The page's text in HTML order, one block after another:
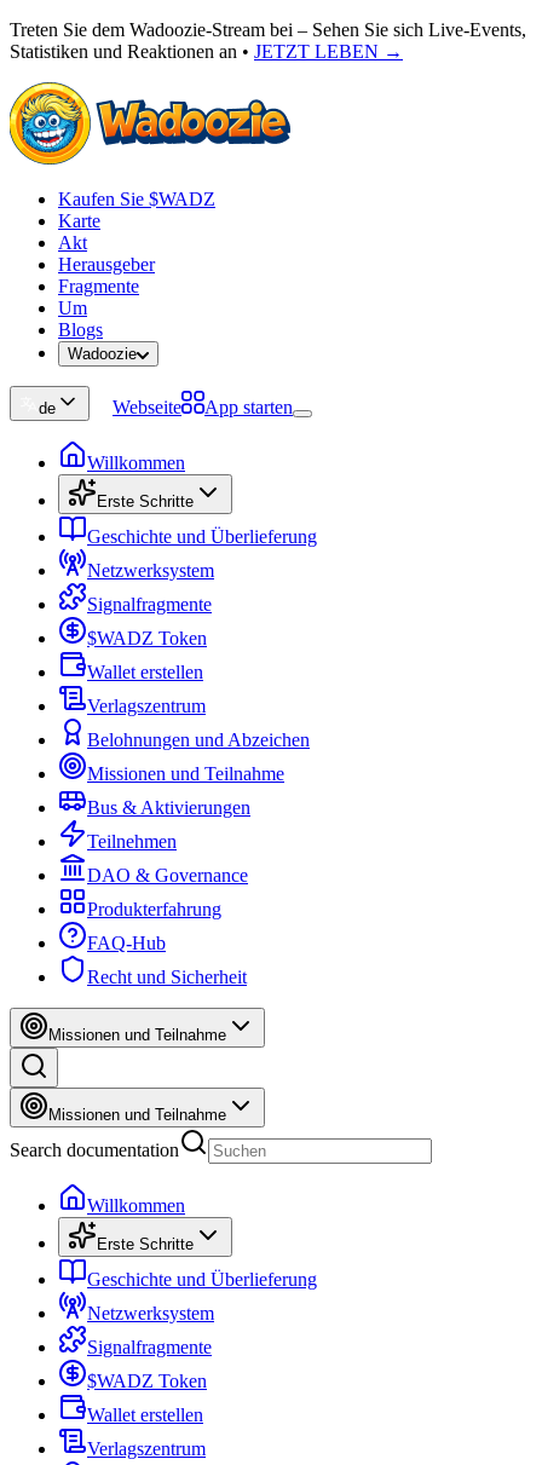
Treten Sie dem Wadoozie-Stream bei – Sehen Sie sich Live-Events,
Statistiken und Reaktionen an • JETZT LEBEN →
Kaufen Sie $WADZ
Karte
Akt
Herausgeber
Fragmente
Um
Blogs
Wadoozie
de Webseite App starten
Willkommen
Erste Schritte
Geschichte und Überlieferung
Netzwerksystem
Signalfragmente
$WADZ Token
Wallet erstellen
Verlagszentrum
Belohnungen und Abzeichen
Missionen und Teilnahme
Bus & Aktivierungen
Teilnehmen
DAO & Governance
Produkterfahrung
FAQ-Hub
Recht und Sicherheit
Missionen und Teilnahme
Missionen und Teilnahme
Search documentation
Willkommen
Erste Schritte
Geschichte und Überlieferung
Netzwerksystem
Signalfragmente
$WADZ Token
Wallet erstellen
Verlagszentrum